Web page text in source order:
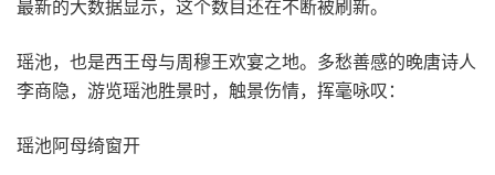
最新的大数据显示，这个数目还在不断被刷新。
瑶池，也是西王母与周穆王欢宴之地。多愁善感的晚唐诗人
李商隐，游览瑶池胜景时，触景伤情，挥毫咏叹：
瑶池阿母绮窗开